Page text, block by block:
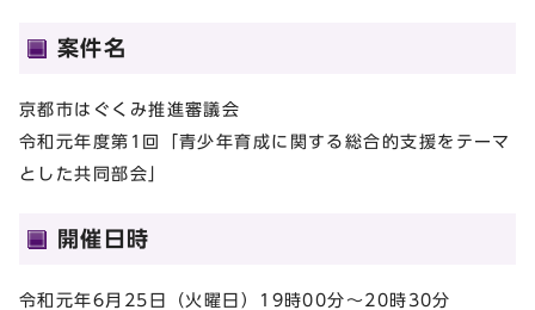
案件名
京都市はぐくみ推進審議会
令和元年度第1回「青少年育成に関する総合的支援をテーマ
とした共同部会」
開催日時
令和元年6月25日（火曜日）19時00分～20時30分